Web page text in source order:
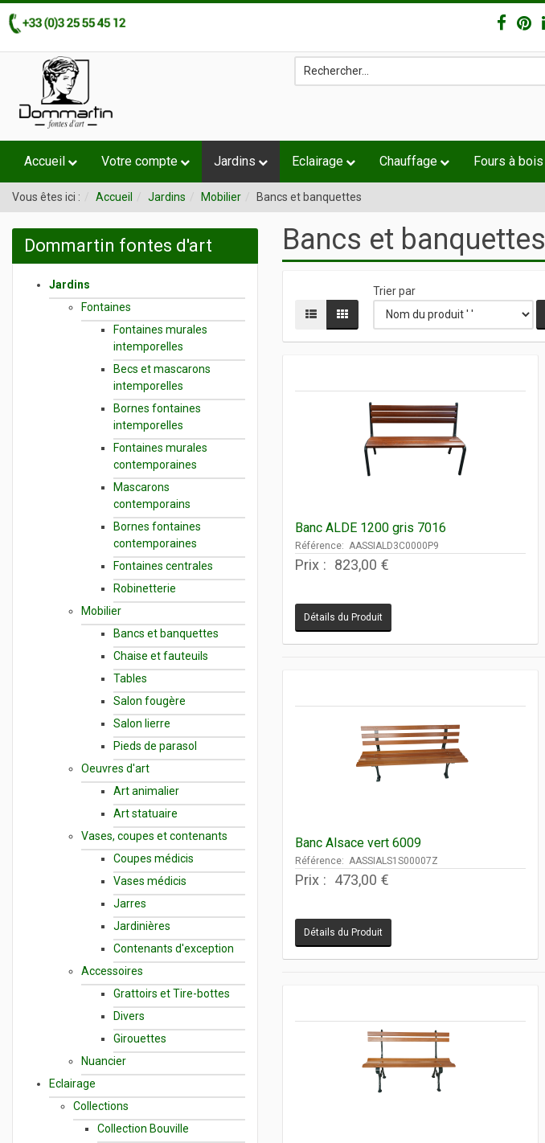
Accueil Votre compte Jardins Eclairage Chauffage Fours à bois
Vous êtes ici : Accueil Jardins Mobilier Bancs et banquettes
Bancs et banquettes
Trier par
Banc ALDE 1200 gris 7016
Référence: AASSIALD3C0000P9
Prix : 823,00 €
Détails du Produit
Banc Alsace vert 6009
Référence: AASSIALS1S00007Z
Prix : 473,00 €
Détails du Produit
Dommartin fontes d'art
Jardins
Fontaines
Fontaines murales
intemporelles
Becs et mascarons
intemporelles
Bornes fontaines
intemporelles
Fontaines murales
contemporaines
Mascarons
contemporains
Bornes fontaines
contemporaines
Fontaines centrales
Robinetterie
Mobilier
Bancs et banquettes
Chaise et fauteuils
Tables
Salon fougère
Salon lierre
Pieds de parasol
Oeuvres d'art
Art animalier
Art statuaire
Vases, coupes et contenants
Coupes médicis
Vases médicis
Jarres
Jardinières
Contenants d'exception
Accessoires
Grattoirs et Tire-bottes
Divers
Girouettes
Nuancier
Eclairage
Collections
Collection Bouville